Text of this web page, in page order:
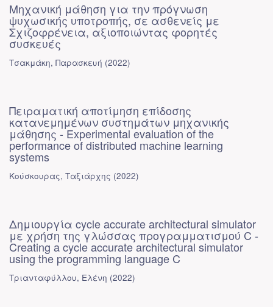
Μηχανική μάθηση για την πρόγνωση
ψυχωσικής υποτροπής, σε ασθενείς με
Σχιζοφρένεια, αξιοποιώντας φορητές
συσκευές
Τσακμάκη, Παρασκευή (2022)
Πειραματική αποτίμηση επίδοσης
κατανεμημένων συστημάτων μηχανικής
μάθησης - Experimental evaluation of the
performance of distributed machine learning
systems
Κούσκουρας, Ταξιάρχης (2022)
Δημιουργία cycle accurate architectural simulator
με χρήση της γλώσσας προγραμματισμού C -
Creating a cycle accurate architectural simulator
using the programming language C
Τριανταφύλλου, Ελένη (2022)